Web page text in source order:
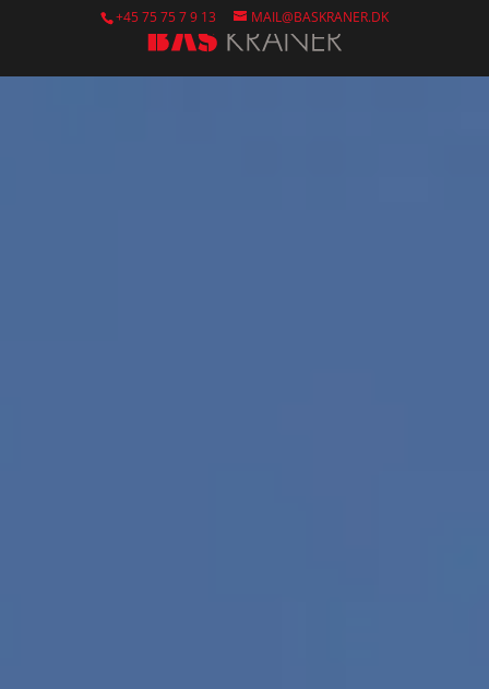
+45 75 75 7 9 13 MAIL@BASKRANER.DK